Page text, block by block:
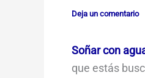
Deja un comentario
Soñar con
que estás